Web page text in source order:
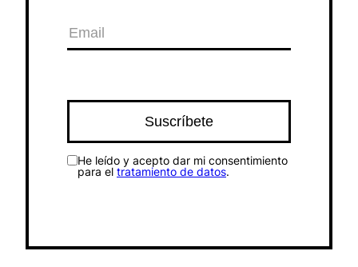
He leído y acepto dar mi consentimiento
para el tratamiento de datos.